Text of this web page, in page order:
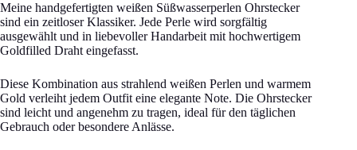
Meine handgefertigten weißen Süßwasserperlen Ohrstecker
sind ein zeitloser Klassiker. Jede Perle wird sorgfältig
ausgewählt und in liebevoller Handarbeit mit hochwertigem
Goldfilled Draht eingefasst.
Diese Kombination aus strahlend weißen Perlen und warmem
Gold verleiht jedem Outfit eine elegante Note. Die Ohrstecker
sind leicht und angenehm zu tragen, ideal für den täglichen
Gebrauch oder besondere Anlässe.